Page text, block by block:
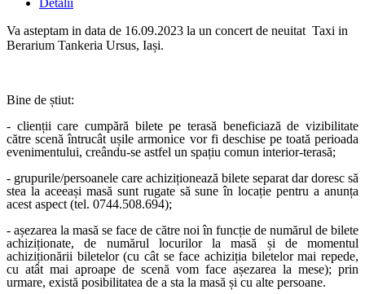
Va asteptam in data de 16.09.2023 la un concert de neuitat Taxi in
Berarium Tankeria Ursus, Iași.
Bine de știut:
- clienții care cumpără bilete pe terasă beneficiază de vizibilitate
către scenă întrucât ușile armonice vor fi deschise pe toată perioada
evenimentului, creându-se astfel un spațiu comun interior-terasă;
- grupurile/persoanele care achiziționează bilete separat dar doresc să
stea la aceeași masă sunt rugate să sune în locație pentru a anunța
acest aspect (tel. 0744.508.694);
- așezarea la masă se face de către noi în funcție de numărul de bilete
achiziționate, de numărul locurilor la masă și de momentul
achiziționării biletelor (cu cât se face achiziția biletelor mai repede,
cu atât mai aproape de scenă vom face așezarea la mese); prin
urmare, există posibilitatea de a sta la masă și cu alte persoane.